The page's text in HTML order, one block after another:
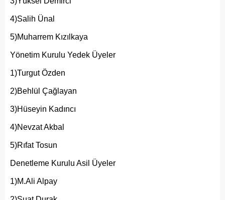
4)Salih Ünal
5)Muharrem Kızılkaya
Yönetim Kurulu Yedek Üyeler
1)Turgut Özden
2)Behlül Çağlayan
3)Hüseyin Kadıncı
4)Nevzat Akbal
5)Rıfat Tosun
Denetleme Kurulu Asil Üyeler
1)M.Ali Alpay